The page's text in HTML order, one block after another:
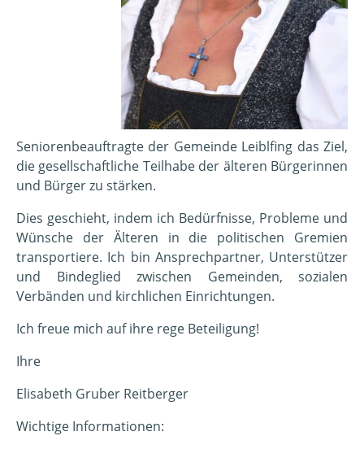
Seniorenbeauftragte der Gemeinde Leiblfing das Ziel,
die gesellschaftliche Teilhabe der älteren Bürgerinnen
und Bürger zu stärken.
Dies geschieht, indem ich Bedürfnisse, Probleme und
Wünsche der Älteren in die politischen Gremien
transportiere. Ich bin Ansprechpartner, Unterstützer
und Bindeglied zwischen Gemeinden, sozialen
Verbänden und kirchlichen Einrichtungen.
Ich freue mich auf ihre rege Beteiligung!
Ihre
Elisabeth Gruber Reitberger
Wichtige Informationen: